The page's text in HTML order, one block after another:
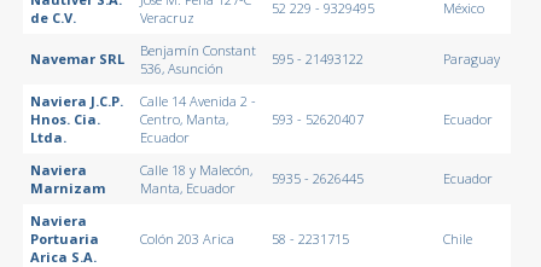
de C.V.
Veracruz
52 229 - 9329495 México
Navemar SRL
Benjamín Constant
536, Asunción
595 - 21493122 Paraguay
Naviera J.C.P.
Hnos. Cia.
Ltda.
Calle 14 Avenida 2 -
Centro, Manta,
Ecuador
593 - 52620407 Ecuador
Naviera
Marnizam
Calle 18 y Malecón,
Manta, Ecuador
5935 - 2626445 Ecuador
Naviera
Portuaria
Arica S.A.
Colón 203 Arica 58 - 2231715 Chile